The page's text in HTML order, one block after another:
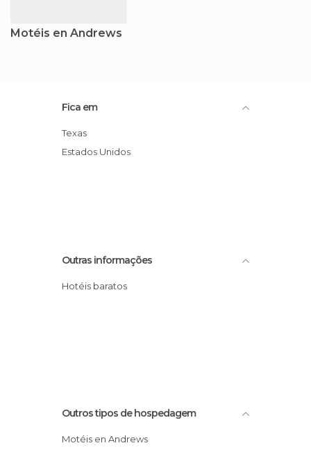
Motéis en Andrews
Fica em
Texas
Estados Unidos
Outras informações
Hotéis baratos
Outros tipos de hospedagem
Motéis en Andrews